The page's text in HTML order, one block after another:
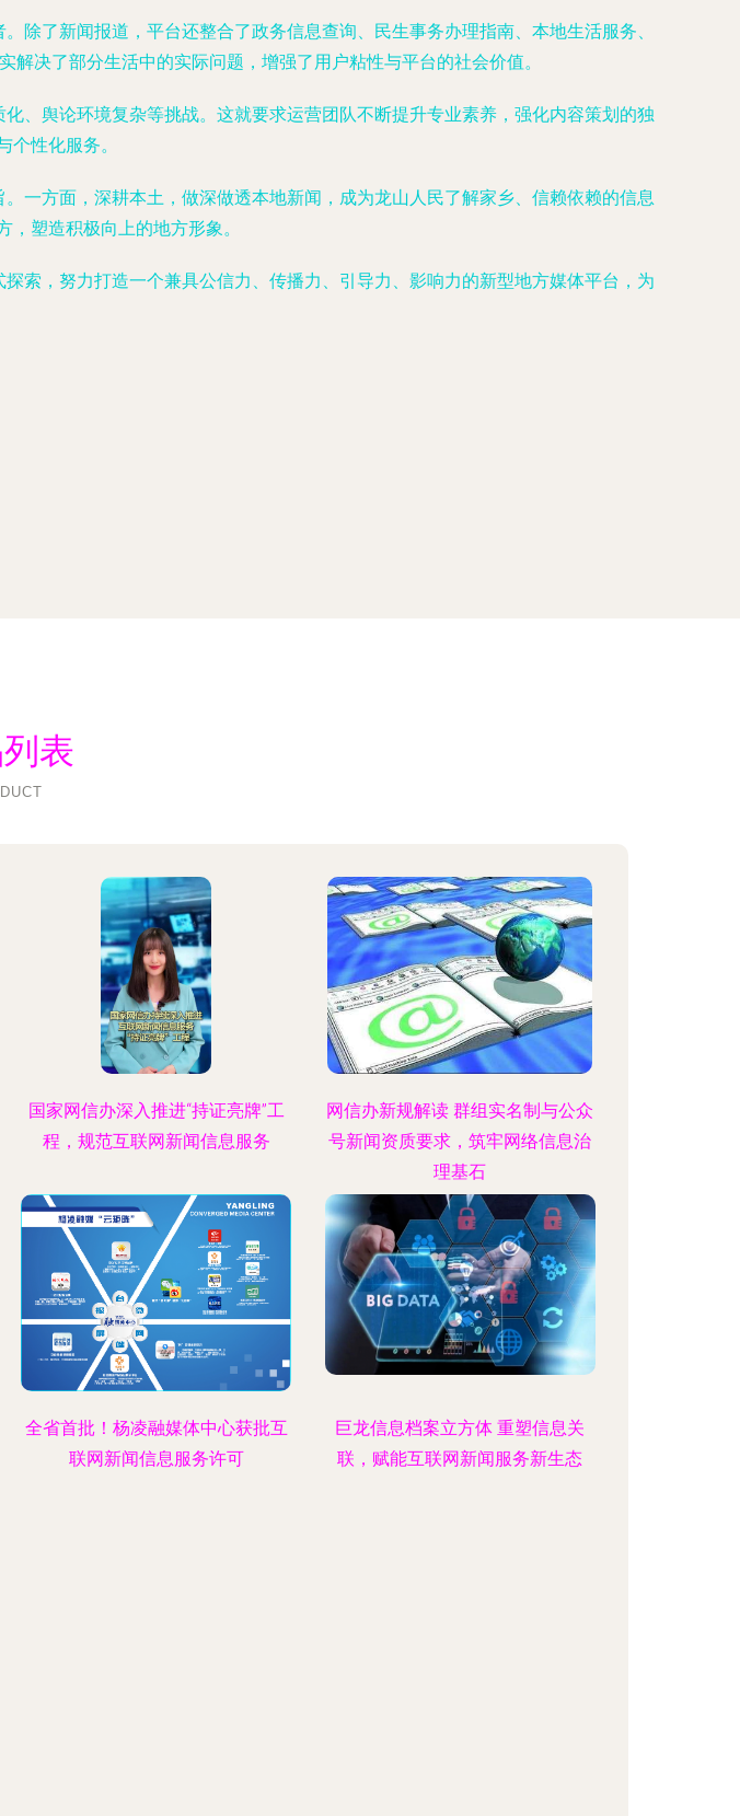
除了新闻报道，平台还整合了政务信息查询、民生事务办理指南、本地生活服务、
决了部分生活中的实际问题，增强了用户粘性与平台的社会价值。
、舆论环境复杂等挑战。这就要求运营团队不断提升专业素养，强化内容策划的独
性化服务。
一方面，深耕本土，做深做透本地新闻，成为龙山人民了解家乡、信赖依赖的信息
塑造积极向上的地方形象。
索，努力打造一个兼具公信力、传播力、引导力、影响力的新型地方媒体平台，为
表
国家网信办深入推进“持证亮牌”工
程，规范互联网新闻信息服务
网信办新规解读 群组实名制与公众
号新闻资质要求，筑牢网络信息治
理基石
全省首批！杨凌融媒体中心获批互
联网新闻信息服务许可
巨龙信息档案立方体 重塑信息关
联，赋能互联网新闻服务新生态